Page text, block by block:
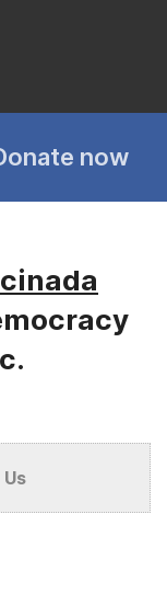
now